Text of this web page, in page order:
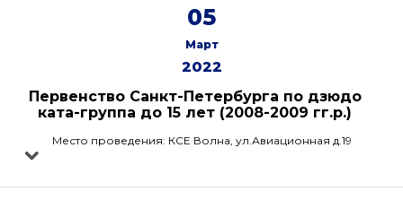
05
Март
2022
Первенство Санкт-Петербурга по дзюдо
ката-группа до 15 лет (2008-2009 гг.р.)
Место проведения: КСЕ Волна, ул.Авиационная д.19